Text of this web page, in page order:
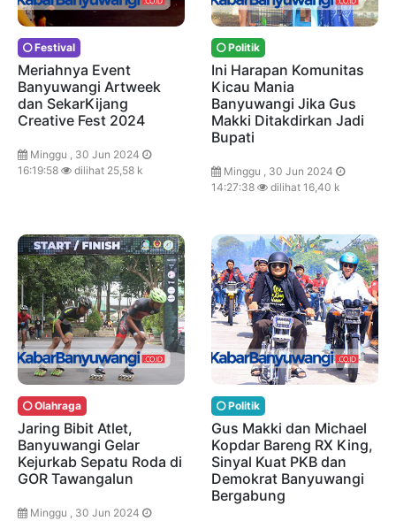
Festival
Meriahnya Event
Banyuwangi Artweek
dan SekarKijang
Creative Fest 2024
Minggu , 30 Jun 2024
16:19:58
dilihat 25,58 k
Politik
Ini Harapan Komunitas
Kicau Mania
Banyuwangi Jika Gus
Makki Ditakdirkan Jadi
Bupati
Minggu , 30 Jun 2024
14:27:38
dilihat 16,40 k
Olahraga
Jaring Bibit Atlet,
Banyuwangi Gelar
Kejurkab Sepatu Roda di
GOR Tawangalun
Minggu , 30 Jun 2024
Politik
Gus Makki dan Michael
Kopdar Bareng RX King,
Sinyal Kuat PKB dan
Demokrat Banyuwangi
Bergabung